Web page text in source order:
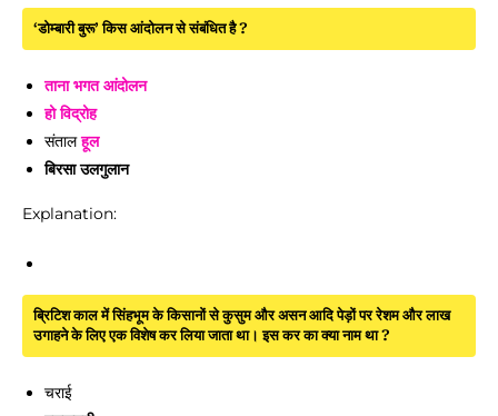
‘डोम्बारी बुरू’ किस आंदोलन से संबंधित है ?
ताना भगत आंदोलन
हो विद्रोह
संतालहूल
बिरसा उलगुलान
Explanation:
ब्रिटिश काल में सिंहभूम के किसानों से कुसुम और असन आदि पेड़ों पर रेशम और लाख
उगाहने के लिए एक विशेष कर लिया जाता था। इस कर का क्या नाम था ?
चराई